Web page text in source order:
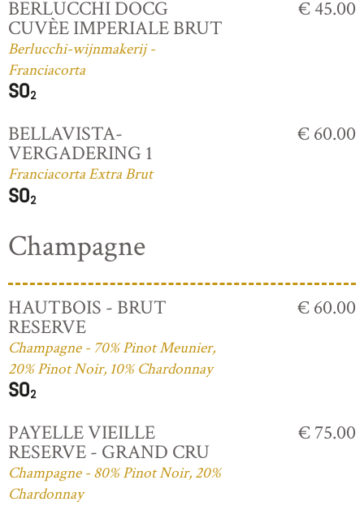
BERLUCCHI DOCG
CUVÈE IMPERIALE BRUT
Berlucchi-wijnmakerij -
Franciacorta
€ 45.00
BELLAVISTA-
VERGADERING 1
Franciacorta Extra Brut
€ 60.00
Champagne
HAUTBOIS - BRUT
RESERVE
Champagne - 70% Pinot Meunier,
20% Pinot Noir, 10% Chardonnay
€ 60.00
PAYELLE VIEILLE
RESERVE - GRAND CRU
Champagne - 80% Pinot Noir, 20%
Chardonnay
€ 75.00